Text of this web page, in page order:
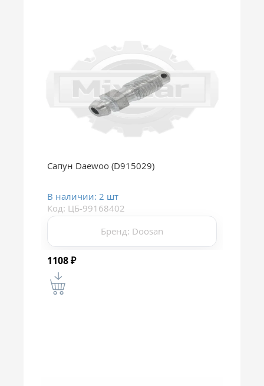
Сапун Daewoo (D915029)
В наличии: 2 шт
Код: ЦБ-99168402
Бренд: Doosan
1108₽